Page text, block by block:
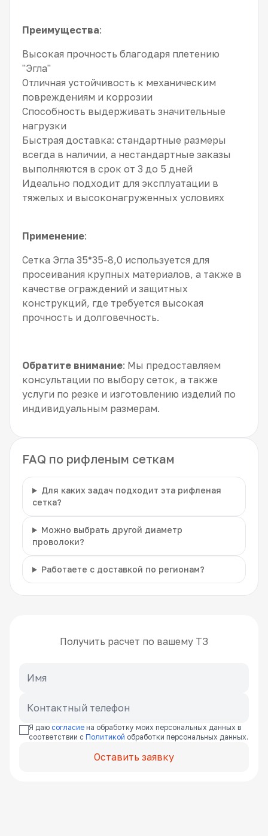
Преимущества:
Высокая прочность благодаря плетению
"Эгла"
Отличная устойчивость к механическим
повреждениям и коррозии
Способность выдерживать значительные
нагрузки
Быстрая доставка: стандартные размеры
всегда в наличии, а нестандартные заказы
выполняются в срок от 3 до 5 дней
Идеально подходит для эксплуатации в
тяжелых и высоконагруженных условиях
Применение:
Сетка Эгла 35*35-8,0 используется для
просеивания крупных материалов, а также в
качестве ограждений и защитных
конструкций, где требуется высокая
прочность и долговечность.
Обратите внимание: Мы предоставляем
консультации по выбору сеток, а также
услуги по резке и изготовлению изделий по
индивидуальным размерам.
FAQ по рифленым сеткам
Для каких задач подходит эта рифленая
сетка?
Можно выбрать другой диаметр
проволоки?
Работаете с доставкой по регионам?
Получить расчет по вашему ТЗ
Я даю согласие на обработку моих персональных данных в
соответствии с Политикой обработки персональных данных.
Оставить заявку